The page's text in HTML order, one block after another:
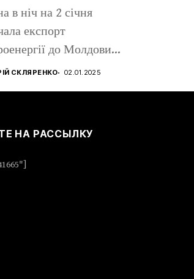
в ніч на 2 січня
експорт
до Молдови
СКЛЯРЕНКО 02.01.2025
НА РАССЫЛКУ